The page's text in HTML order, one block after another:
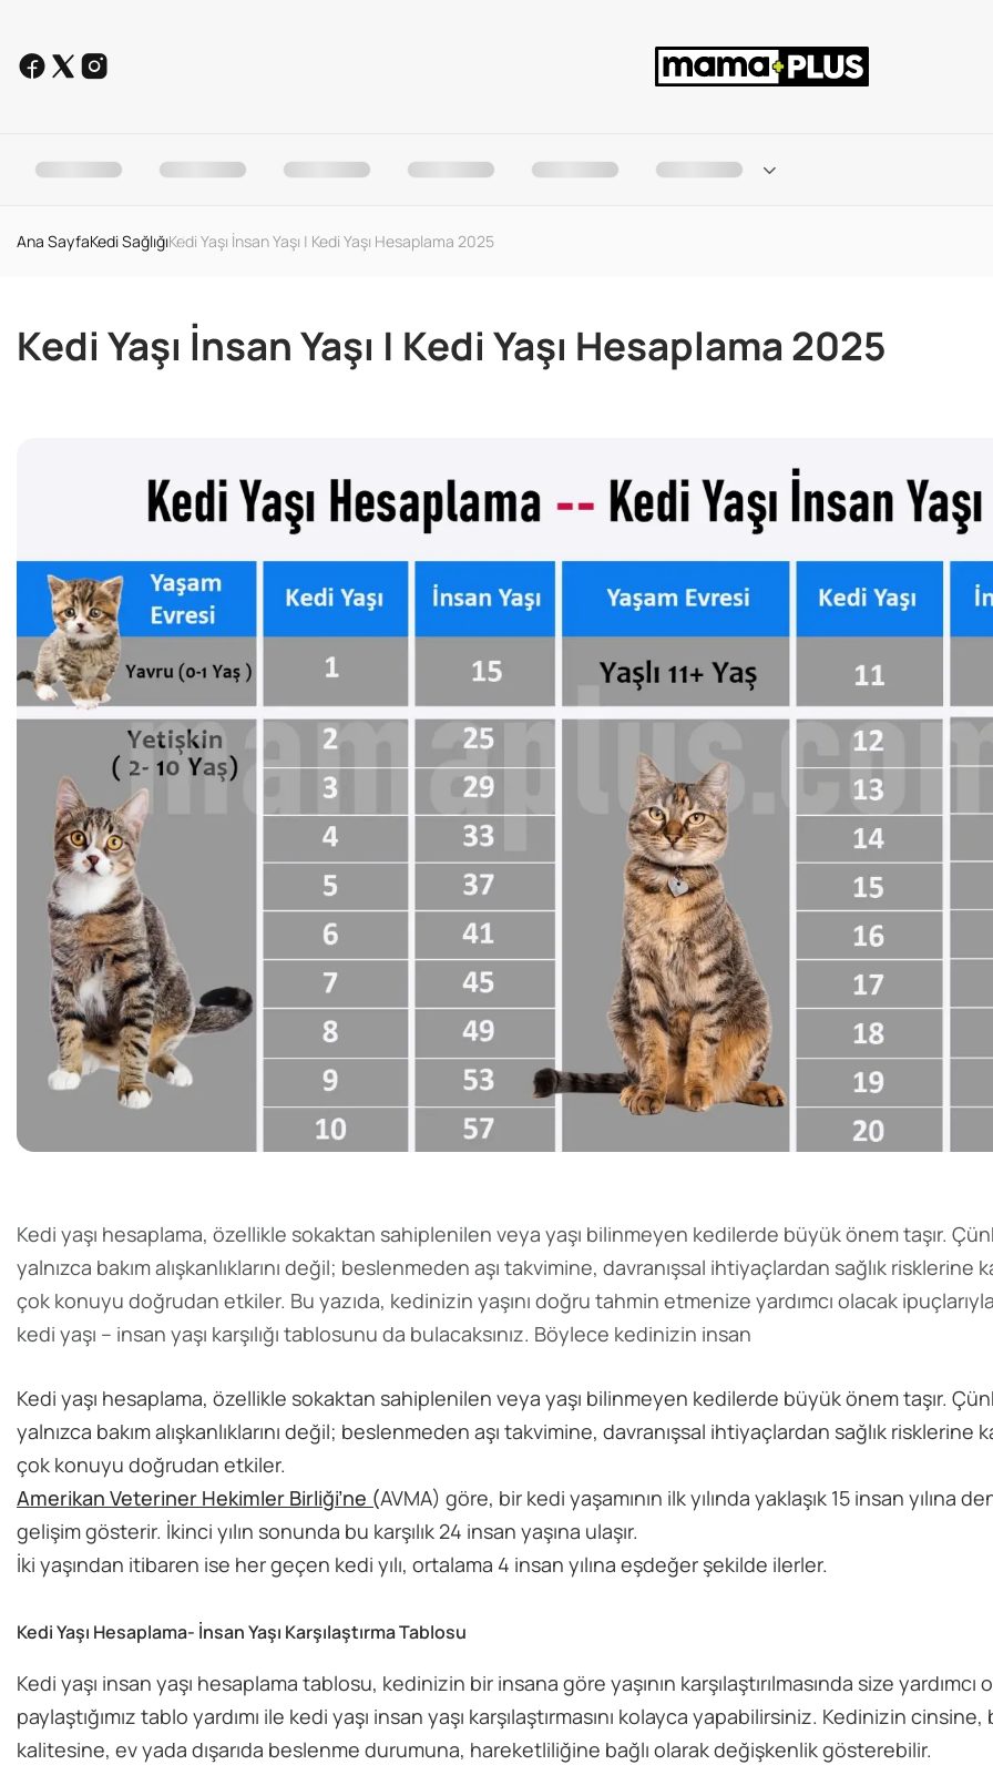
Ana SayfaKedi SağlığıKedi Yaşı İnsan Yaşı | Kedi Yaşı Hesaplama 2025
Kedi Yaşı İnsan Yaşı | Kedi Yaşı Hesaplama 2025
Kedi yaşı hesaplama, özellikle sokaktan sahiplenilen veya yaşı bilinmeyen kedilerde büyük önem taşır.
yalnızca bakım alışkanlıklarını değil; beslenmeden aşı takvimine, davranışsal ihtiyaçlardan sağlık risklerine
çok konuyu doğrudan etkiler. Bu yazıda, kedinizin yaşını doğru tahmin etmenize yardımcı olacak
kedi yaşı – insan yaşı karşılığı tablosunu da bulacaksınız. Böylece kedinizin insan
Kedi yaşı hesaplama, özellikle sokaktan sahiplenilen veya yaşı bilinmeyen kedilerde büyük önem taşır.
yalnızca bakım alışkanlıklarını değil; beslenmeden aşı takvimine, davranışsal ihtiyaçlardan sağlık risklerine
çok konuyu doğrudan etkiler.
Amerikan Veteriner Hekimler Birliği’ne (AVMA) göre, bir kedi yaşamının ilk yılında yaklaşık 15 insan yılına
gelişim gösterir. İkinci yılın sonunda bu karşılık 24 insan yaşına ulaşır.
İki yaşından itibaren ise her geçen kedi yılı, ortalama 4 insan yılına eşdeğer şekilde ilerler.
Kedi Yaşı Hesaplama- İnsan Yaşı Karşılaştırma Tablosu
Kedi yaşı insan yaşı hesaplama tablosu, kedinizin bir insana göre yaşının karşılaştırılmasında size yardımcı
paylaştığımız tablo yardımı ile kedi yaşı insan yaşı karşılaştırmasını kolayca yapabilirsiniz. Kedinizin
kalitesine, ev yada dışarıda beslenme durumuna, hareketliliğine bağlı olarak değişkenlik gösterebilir.